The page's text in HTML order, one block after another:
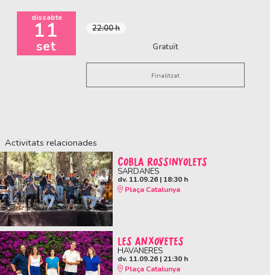
dissabte
11
set
22:00 h
Gratuït
Finalitzat
Activitats relacionades
COBLA ROSSINYOLETS
SARDANES
dv. 11.09.26| 18:30 h
Plaça Catalunya
LES ANXOVETES
HAVANERES
dv. 11.09.26| 21:30 h
Plaça Catalunya